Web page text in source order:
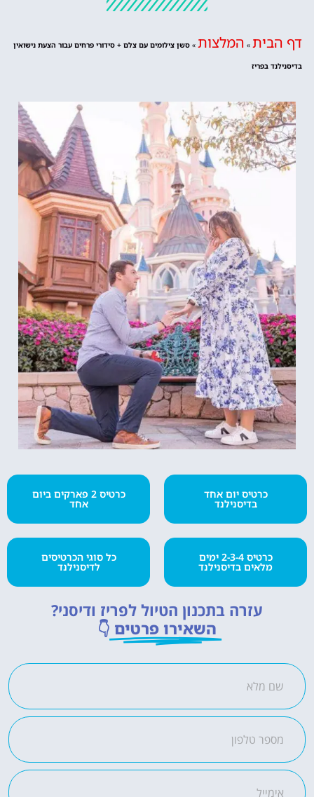
דף הבית » המלצות » סשן צילומים עם צלם + סידורי פרחים עבור הצעת נישואין
בדיסנילנד בפריז
כרטיס יום אחד
בדיסנילנד
כרטיס 2-3-4 ימים
מלאים בדיסנילנד
כרטיס 2 פארקים ביום
אחד
כל סוגי הכרטיסים
לדיסנילנד
עזרה בתכנון הטיול לפריז ודיסני?
השאירו פרטים 👇